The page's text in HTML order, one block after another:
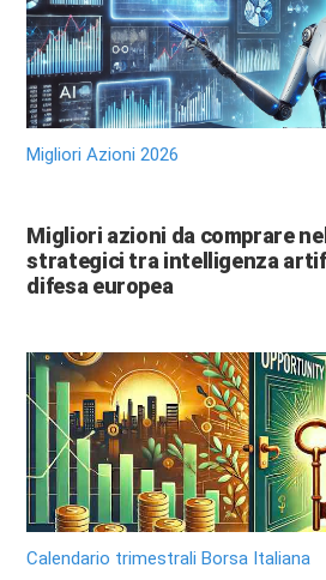
Migliori Azioni 2026
Migliori azioni da comprare
strategici tra intelligenza
difesa europea
Calendario trimestrali Borsa Italiana